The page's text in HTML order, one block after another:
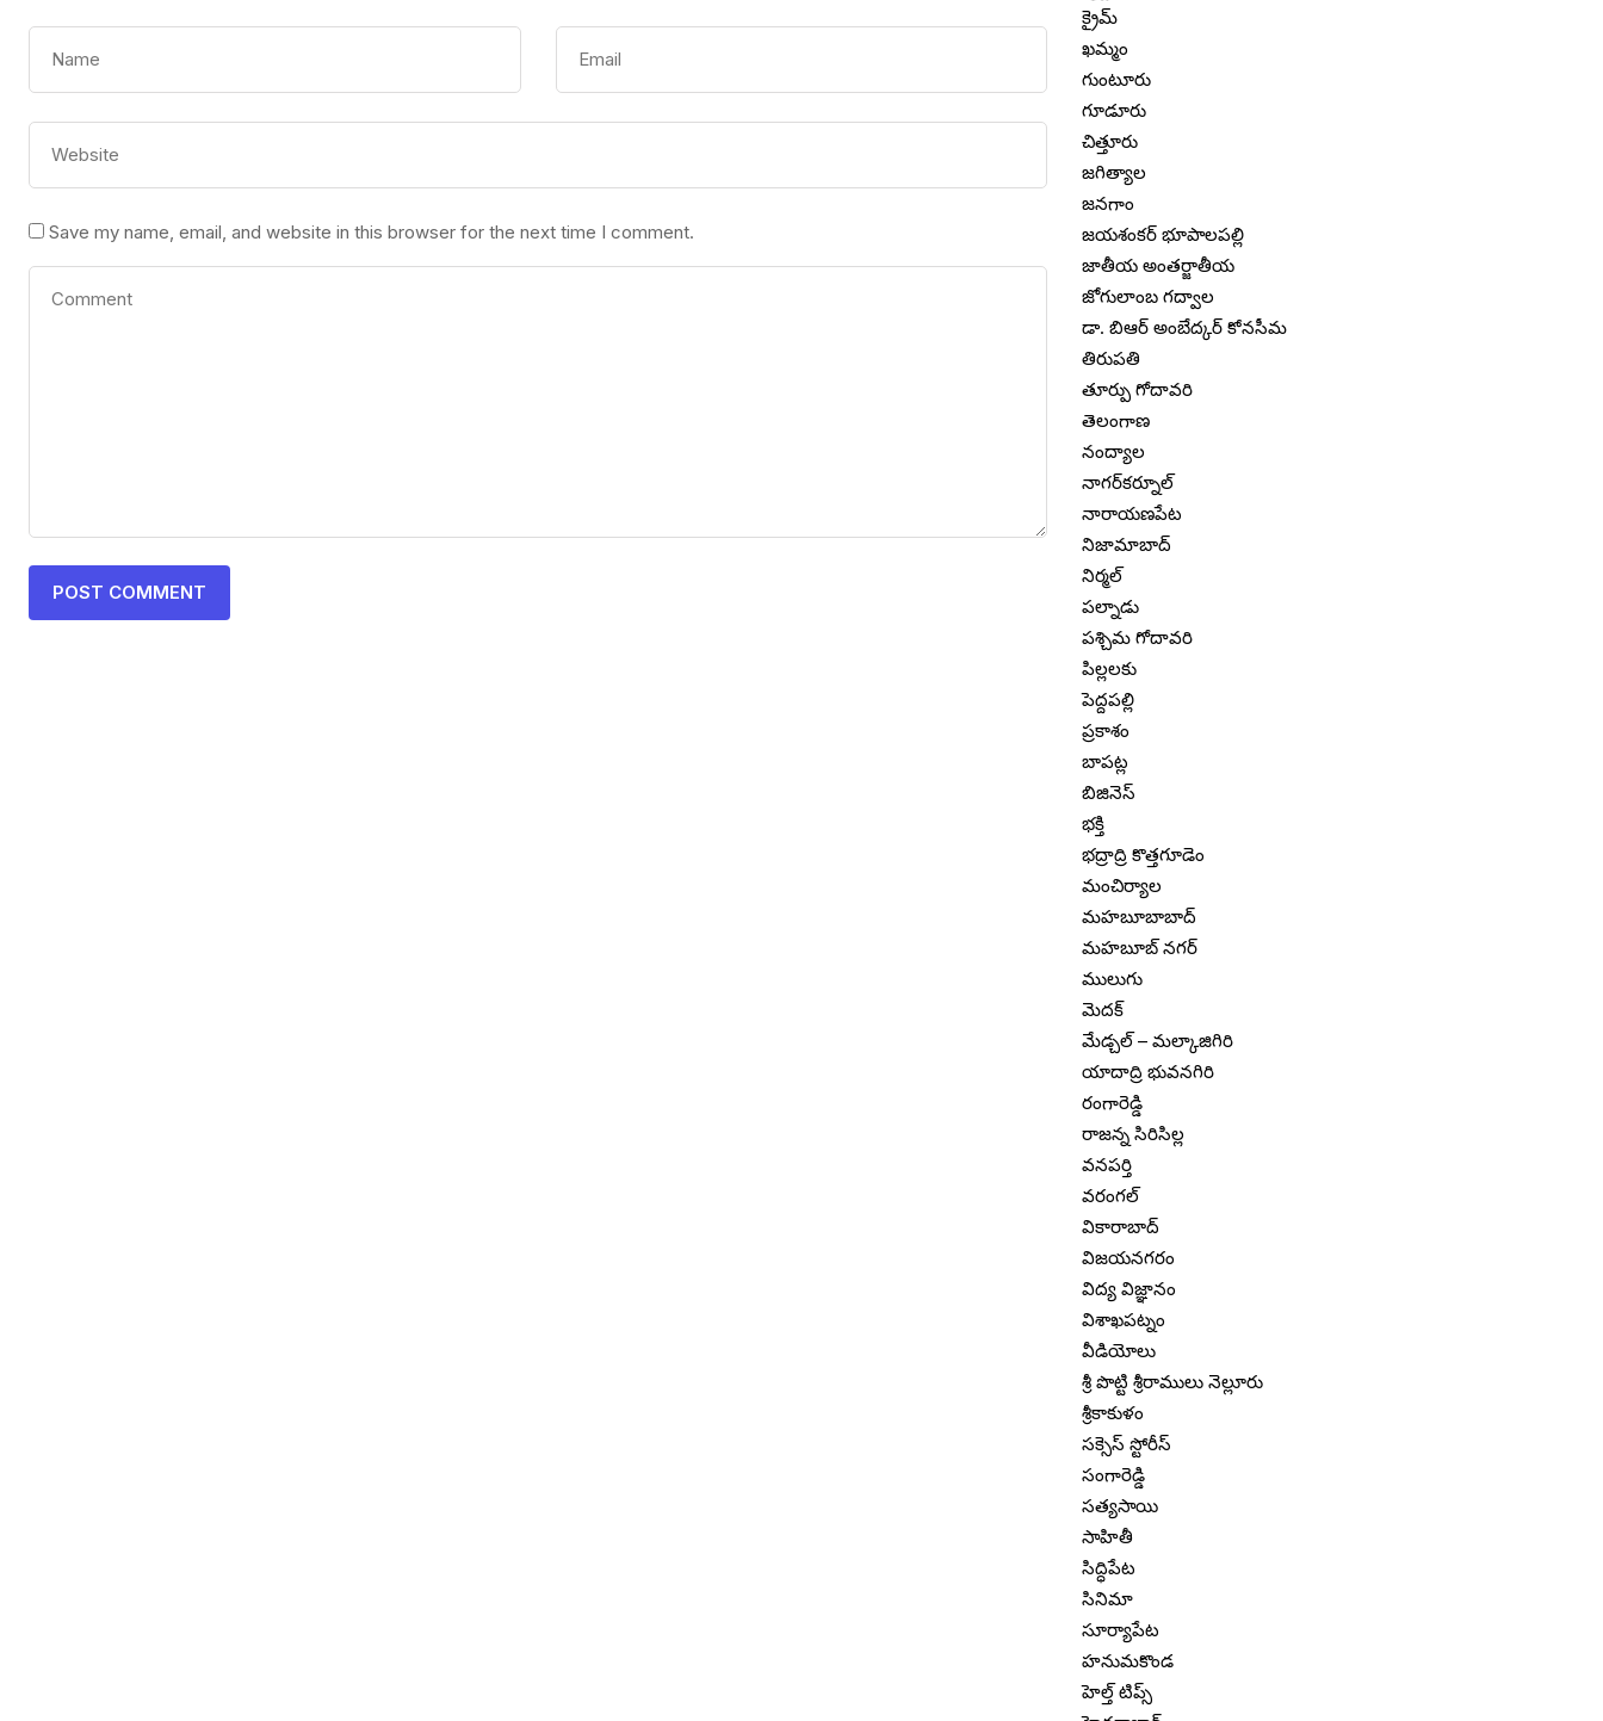
Save my name, email, and website in this browser for the next time I comment.
క్రైమ్
ఖమ్మం
గుంటూరు
గూడూరు
చిత్తూరు
జగిత్యాల
జనగాం
జయశంకర్ భూపాలపల్లి
జాతీయ అంతర్జాతీయ
జోగులాంబ గద్వాల
డా. బిఆర్ అంబేద్కర్ కోనసీమ
తిరుపతి
తూర్పు గోదావరి
తెలంగాణ
నంద్యాల
నాగర్‌కర్నూల్
నారాయణపేట
నిజామాబాద్
నిర్మల్
పల్నాడు
పశ్చిమ గోదావరి
పిల్లలకు
పెద్దపల్లి
ప్రకాశం
బాపట్ల
బిజినెస్
భక్తి
భద్రాద్రి కొత్తగూడెం
మంచిర్యాల
మహబూబాబాద్
మహబూబ్ నగర్
ములుగు
మెదక్
మేడ్చల్ – మల్కాజిగిరి
యాదాద్రి భువనగిరి
రంగారెడ్డి
రాజన్న సిరిసిల్ల
వనపర్తి
వరంగల్
వికారాబాద్
విజయనగరం
విద్య విజ్ఞానం
విశాఖపట్నం
వీడియోలు
శ్రీ పొట్టి శ్రీరాములు నెల్లూరు
శ్రీకాకుళం
సక్సెస్ స్టోరీస్
సంగారెడ్డి
సత్యసాయి
సాహితీ
సిద్ధిపేట
సినిమా
సూర్యాపేట
హనుమకొండ
హెల్త్ టిప్స్